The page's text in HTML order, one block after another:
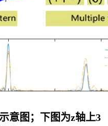
意图；下图为z轴上3